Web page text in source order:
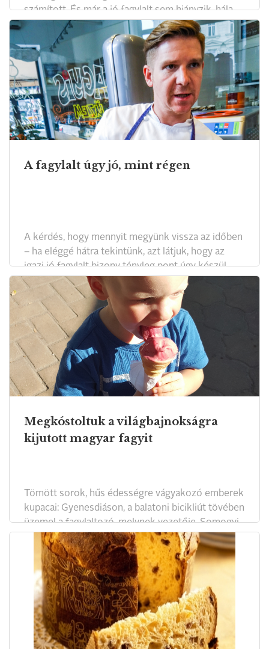
számított. És már a jó fagylalt sem hiányzik, hála
egy szoftverfejlesztő villamosmérnöknek és egy
ruhatervezőnek.
A fagylalt úgy jó, mint régen
A kérdés, hogy mennyit megyünk vissza az időben
– ha eléggé hátra tekintünk, azt látjuk, hogy az
igazi jó fagylalt bizony tényleg pont úgy készül,
mint mondjuk száz éve, a különbség a gépekben, a
precíz tudásban és az új ízkombinációkban van.
Megkóstoltuk a világbajnokságra
kijutott magyar fagyit
Tömött sorok, hűs édességre vágyakozó emberek
kupacai: Gyenesdiáson, a balatoni bicikliút tövében
üzemel a fagylaltozó, melynek vezetője, Somogyi
Renáta kijutott a világbajnokságra.